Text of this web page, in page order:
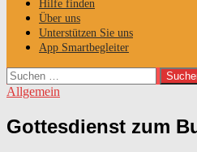
Hilfe finden
Über uns
Unterstützen Sie uns
App Smartbegleiter
Suchen
nach:
Allgemein
Gottesdienst zum